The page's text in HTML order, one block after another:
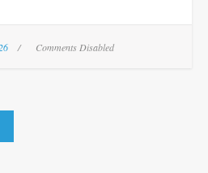
Comments Disabled